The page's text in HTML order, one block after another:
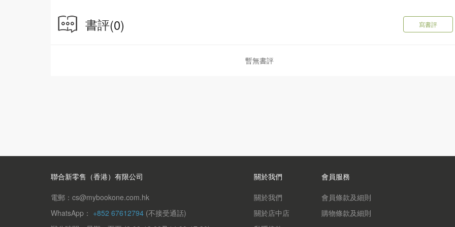
書評(0) 寫書評
暫無書評
聯合新零售（香港）有限公司
電郵：cs@mybookone.com.hk
WhatsApp： +852 67612794 (不接受通話)
關於我們
關於我們
關於店中店
會員服務
會員條款及細則
購物條款及細則